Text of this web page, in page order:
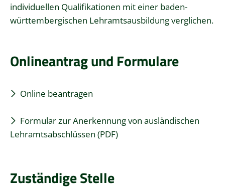
individuellen Qualifi­kationen mit einer baden-
württembergischen Lehramtsausbildung verglichen.
Onlineantrag und Formulare
Online beantragen
Formular zur Anerkennung von ausländischen
Lehramtsabschlüssen (PDF)
Zuständige Stelle